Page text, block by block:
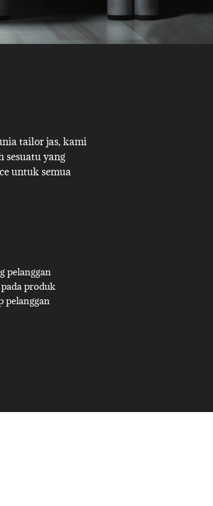
tailor jas, kami
sesuatu yang
untuk semua
pelanggan
produk
pelanggan